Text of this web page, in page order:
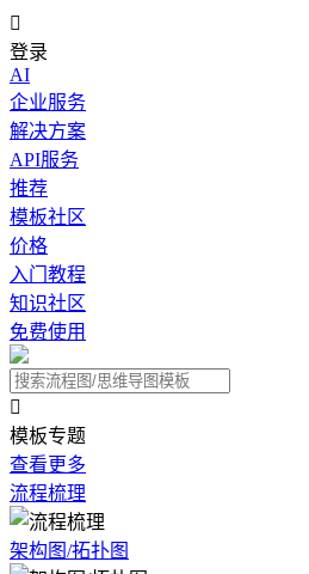

登录
AI
企业服务
解决方案
API服务
推荐
模板社区
价格
入门教程
知识社区
免费使用

模板专题
查看更多
流程梳理
架构图/拓扑图